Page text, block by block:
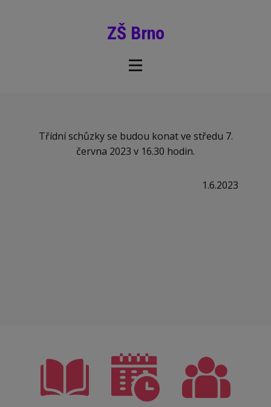
ZŠ Brno
Třídní schůzky se budou konat ve středu 7.
června 2023 v 16.30 hodin.
1.6.2023